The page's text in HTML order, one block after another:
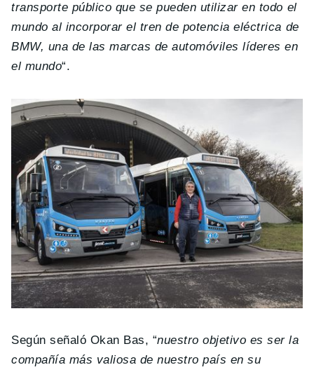
transporte público que se pueden utilizar en todo el
mundo al incorporar el tren de potencia eléctrica de
BMW, una de las marcas de automóviles líderes en
el mundo“.
Según señaló Okan Bas, “nuestro objetivo es ser la
compañía más valiosa de nuestro país en su